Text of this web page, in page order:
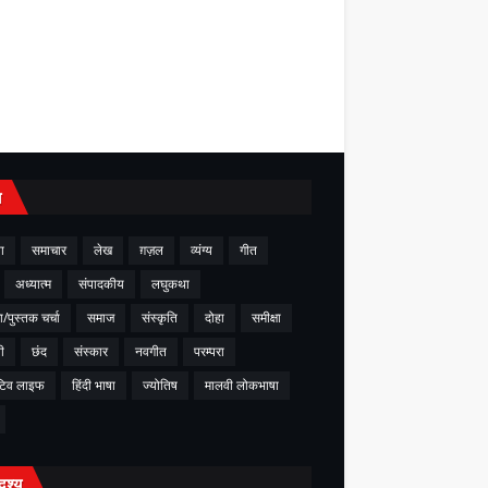
समाचार लेख ग़ज़ल व्यंग्य
गीत
अध्यात्म
संपादकीय
लघुकथा
पुस्तक चर्चा
समाज संस्कृति दोहा
समीक्षा
छंद संस्कार नवगीत
परम्परा
लाइफ
हिंदी भाषा ज्योतिष मालवी लोकभाषा